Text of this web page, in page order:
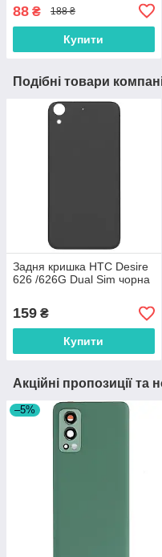
(модуля) 15 мл
88 ₴ 188 ₴
Купити
Подібні товари
Задня кришка HTC Desire
626 /626G Dual Sim чорна
159 ₴
Купити
Акційні пропозиції та
–5%